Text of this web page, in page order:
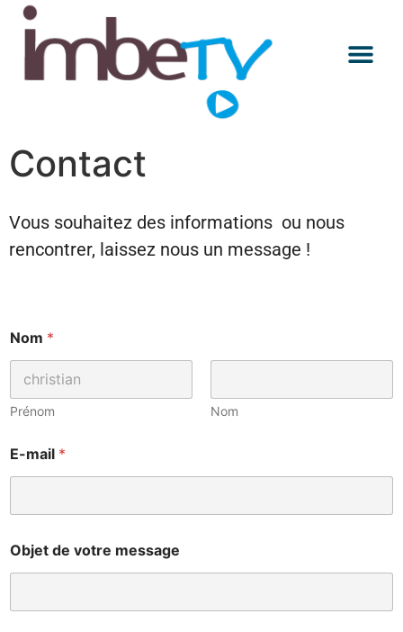
Contact
Vous souhaitez des informations ou nous
rencontrer, laissez nous un message !
Nom *
Prénom Nom
E-mail *
Objet de votre message